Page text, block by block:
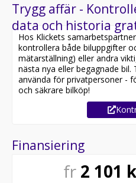
Trygg affär -
data och historia
Hos Klickets
kontrollera både biluppgifter
mätarställning) eller andra
nästa nya eller begagnade
använda för privatpersoner -
och säkrare bilköp!
Finansiering
fr 2 101